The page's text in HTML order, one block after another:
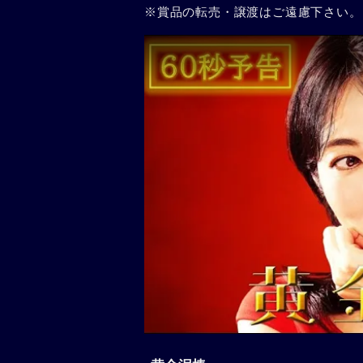
※賞品の転売・譲渡はご遠慮下さい。